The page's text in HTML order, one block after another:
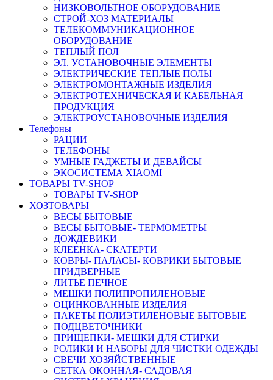
НИЗКОВОЛЬТНОЕ ОБОРУДОВАНИЕ
СТРОЙ-ХОЗ МАТЕРИАЛЫ
ТЕЛЕКОММУНИКАЦИОННОЕ
ОБОРУДОВАНИЕ
ТЕПЛЫЙ ПОЛ
ЭЛ. УСТАНОВОЧНЫЕ ЭЛЕМЕНТЫ
ЭЛЕКТРИЧЕСКИЕ ТЕПЛЫЕ ПОЛЫ
ЭЛЕКТРОМОНТАЖНЫЕ ИЗДЕЛИЯ
ЭЛЕКТРОТЕХНИЧЕСКАЯ И КАБЕЛЬНАЯ
ПРОДУКЦИЯ
ЭЛЕКТРОУСТАНОВОЧНЫЕ ИЗДЕЛИЯ
Телефоны
РАЦИИ
ТЕЛЕФОНЫ
УМНЫЕ ГАДЖЕТЫ И ДЕВАЙСЫ
ЭКОСИСТЕМА XIAOMI
ТОВАРЫ TV-SHOP
ТОВАРЫ TV-SHOP
ХОЗТОВАРЫ
ВЕСЫ БЫТОВЫЕ
ВЕСЫ БЫТОВЫЕ- ТЕРМОМЕТРЫ
ДОЖДЕВИКИ
КЛЕЕНКА- СКАТЕРТИ
КОВРЫ- ПАЛАСЫ- КОВРИКИ БЫТОВЫЕ
ПРИДВЕРНЫЕ
ЛИТЬЕ ПЕЧНОЕ
МЕШКИ ПОЛИПРОПИЛЕНОВЫЕ
ОЦИНКОВАННЫЕ ИЗДЕЛИЯ
ПАКЕТЫ ПОЛИЭТИЛЕНОВЫЕ БЫТОВЫЕ
ПОДЦВЕТОЧНИКИ
ПРИЩЕПКИ- МЕШКИ ДЛЯ СТИРКИ
РОЛИКИ И НАБОРЫ ДЛЯ ЧИСТКИ ОДЕЖДЫ
СВЕЧИ ХОЗЯЙСТВЕННЫЕ
СЕТКА ОКОННАЯ- САДОВАЯ